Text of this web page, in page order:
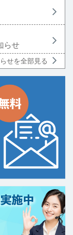
らせ
せを全部見る